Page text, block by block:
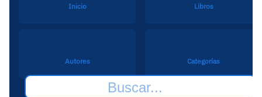
Inicio Libros
Autores Categorías